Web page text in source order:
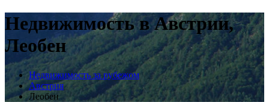
Недвижимость в Австрии,
Леобен
Недвижимость за рубежом
Австрия
Леобен